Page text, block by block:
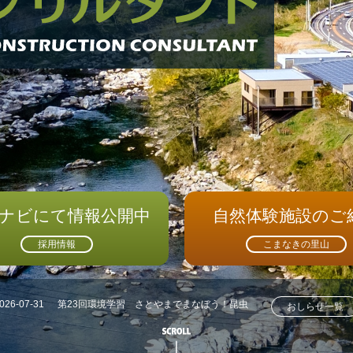
ビにて情報公開中
採用情報
自然体験施設のご
こまなきの里山
07-31
第23回環境学習 さとやまでまなぼう！昆虫
採集にチャレンジ！！
おしらせ一覧